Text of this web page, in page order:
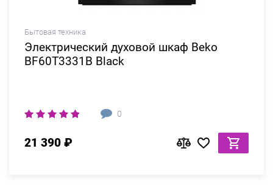
Бытовая техника
Электрический духовой шкаф Beko
BF60T3331B Black
0
21 390 ₽